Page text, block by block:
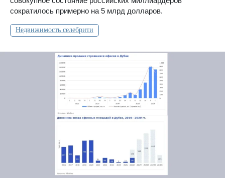
сократилось примерно на 5 млрд долларов.
Недвижимость селебрити